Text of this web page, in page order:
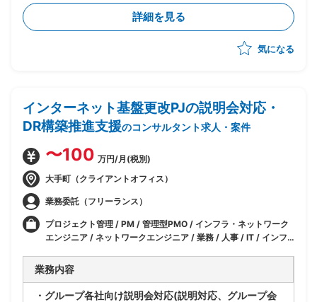
アウト、権限設定等の軽微な改修)
・業務改善に伴う運用改善/提案
・社内関係者との各種調整対応
詳細を見る
気になる
インターネット基盤更改PJの説明会対応・
DR構築推進支援のコンサルタント求人・案件
〜100 万円/月(税別)
大手町（クライアントオフィス）
業務委託（フリーランス）
プロジェクト管理 / PM / 管理型PMO / インフラ・ネットワーク
エンジニア / ネットワークエンジニア / 業務 / 人事 / IT / インフ
業務内容
・グループ各社向け説明会対応(説明対応、グループ会